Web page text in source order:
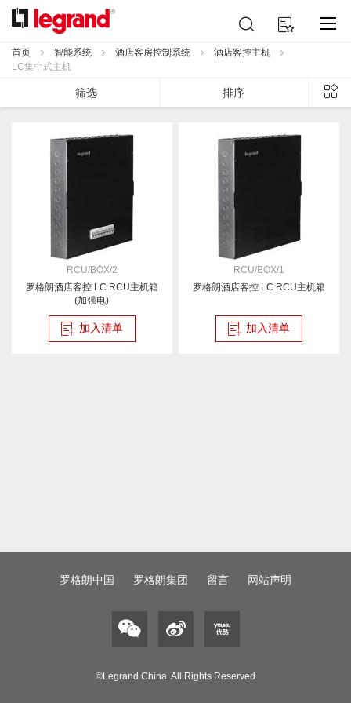
跳
到
容
我的购物车
索
首页 智能系统 酒店客房控制系统
酒店客控主机
LC集中式主机
筛选 排序
RCU/BOX/2
罗格朗酒店客控 LC RCU主机箱
(加强电)
加入清单
RCU/BOX/1
罗格朗酒店客控 LC RCU主机箱
加入清单
罗格朗中国 罗格朗集团 留言 网站声明
©Legrand China. All Rights Reserved